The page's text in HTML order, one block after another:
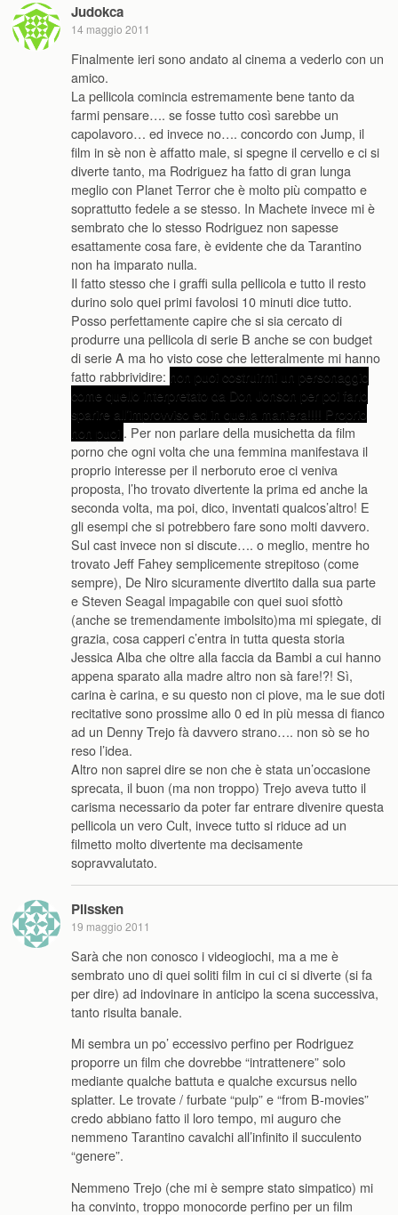
Judokca
14 maggio 2011
Finalmente ieri sono andato al cinema a vederlo con un
amico.
La pellicola comincia estremamente bene tanto da
farmi pensare…. se fosse tutto così sarebbe un
capolavoro… ed invece no…. concordo con Jump, il
film in sè non è affatto male, si spegne il cervello e ci si
diverte tanto, ma Rodriguez ha fatto di gran lunga
meglio con Planet Terror che è molto più compatto e
soprattutto fedele a se stesso. In Machete invece mi è
sembrato che lo stesso Rodriguez non sapesse
esattamente cosa fare, è evidente che da Tarantino
non ha imparato nulla.
Il fatto stesso che i graffi sulla pellicola e tutto il resto
durino solo quei primi favolosi 10 minuti dice tutto.
Posso perfettamente capire che si sia cercato di
produrre una pellicola di serie B anche se con budget
di serie A ma ho visto cose che letteralmente mi hanno
fatto rabbrividire: non puoi costruirmi un personaggio
come quello interpretato da Don Jonson per poi farlo
sparire all’improvviso ed in quella maniera!!!! Proprio
non puoi . Per non parlare della musichetta da film
porno che ogni volta che una femmina manifestava il
proprio interesse per il nerboruto eroe ci veniva
proposta, l’ho trovato divertente la prima ed anche la
seconda volta, ma poi, dico, inventati qualcos’altro! E
gli esempi che si potrebbero fare sono molti davvero.
Sul cast invece non si discute…. o meglio, mentre ho
trovato Jeff Fahey semplicemente strepitoso (come
sempre), De Niro sicuramente divertito dalla sua parte
e Steven Seagal impagabile con quei suoi sfottò
(anche se tremendamente imbolsito)ma mi spiegate, di
grazia, cosa capperi c’entra in tutta questa storia
Jessica Alba che oltre alla faccia da Bambi a cui hanno
appena sparato alla madre altro non sà fare!?! Sì,
carina è carina, e su questo non ci piove, ma le sue doti
recitative sono prossime allo 0 ed in più messa di fianco
ad un Denny Trejo fà davvero strano…. non sò se ho
reso l’idea.
Altro non saprei dire se non che è stata un’occasione
sprecata, il buon (ma non troppo) Trejo aveva tutto il
carisma necessario da poter far entrare divenire questa
pellicola un vero Cult, invece tutto si riduce ad un
filmetto molto divertente ma decisamente
sopravvalutato.
Plissken
19 maggio 2011
Sarà che non conosco i videogiochi, ma a me è
sembrato uno di quei soliti film in cui ci si diverte (si fa
per dire) ad indovinare in anticipo la scena successiva,
tanto risulta banale.
Mi sembra un po’ eccessivo perfino per Rodriguez
proporre un film che dovrebbe “intrattenere” solo
mediante qualche battuta e qualche excursus nello
splatter. Le trovate / furbate “pulp” e “from B-movies”
credo abbiano fatto il loro tempo, mi auguro che
nemmeno Tarantino cavalchi all’infinito il succulento
“genere”.
Nemmeno Trejo (che mi è sempre stato simpatico) mi
ha convinto, troppo monocorde perfino per un film